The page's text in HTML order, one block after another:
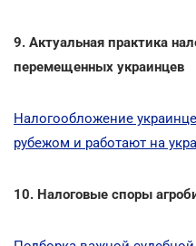
9. Актуальная практика
перемещенных украинцев
Налогообложение
рубежом и работают на
10. Налоговые споры